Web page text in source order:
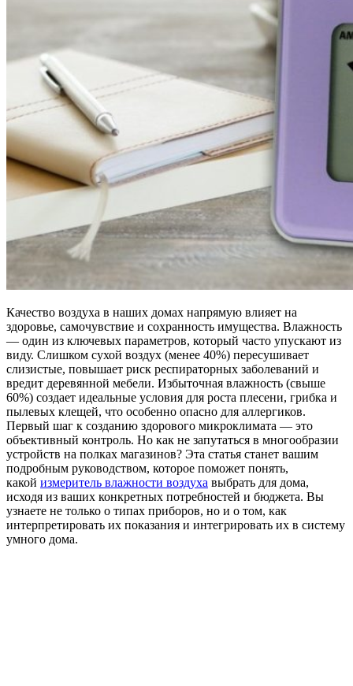
Качество воздуха в наших домах напрямую влияет на
здоровье, самочувствие и сохранность имущества. Влажность
— один из ключевых параметров, который часто упускают из
виду. Слишком сухой воздух (менее 40%) пересушивает
слизистые, повышает риск респираторных заболеваний и
вредит деревянной мебели. Избыточная влажность (свыше
60%) создает идеальные условия для роста плесени, грибка и
пылевых клещей, что особенно опасно для аллергиков.
Первый шаг к созданию здорового микроклимата — это
объективный контроль. Но как не запутаться в многообразии
устройств на полках магазинов? Эта статья станет вашим
подробным руководством, которое поможет понять,
какой измеритель влажности воздуха выбрать для дома,
исходя из ваших конкретных потребностей и бюджета. Вы
узнаете не только о типах приборов, но и о том, как
интерпретировать их показания и интегрировать их в систему
умного дома.